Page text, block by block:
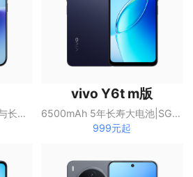
兼顾长焦拍摄、轻薄直屏与长续航的S系列手机
vivo Y6t m版
6500mAh 5年长寿大电池|SGS五星抗跌耐摔认证|全局无频闪护眼屏
999元起